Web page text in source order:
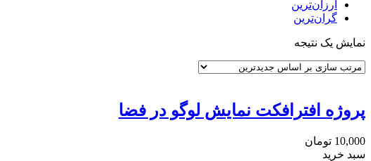
ارزان‌ترین
گران‌ترین
نمایش یک نتیجه
پروژه افترافکت نمایش لوگو در فضا
10,000 تومان
سبد خرید